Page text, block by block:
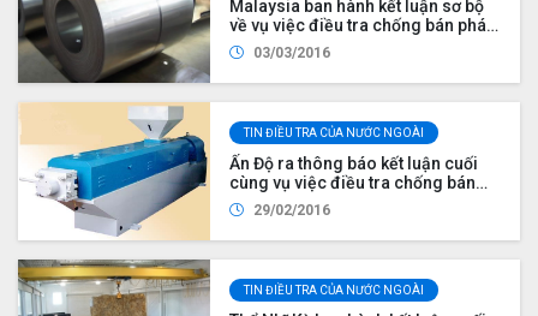
Malaysia ban hành kết luận sơ bộ
về vụ việc điều tra chống bán phá
giá đối với sản phẩm thép cuộn
cán nguội (cold rolled coil) nhập
khẩu từ Trung Quốc, Hàn Quốc và
Việt Nam
03/03/2016
TIN ĐIỀU TRA CỦA NƯỚC NGOÀI
Ấn Độ ra thông báo kết luận cuối
cùng vụ việc điều tra chống bán
phá giá với máy chế biến nhựa
(plastics processing machine or
injection moulding machines)
29/02/2016
TIN ĐIỀU TRA CỦA NƯỚC NGOÀI